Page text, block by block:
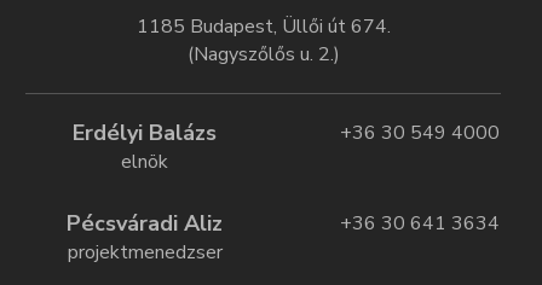
1185 Budapest, Üllői út 674.
(Nagyszőlős u. 2.)
Erdélyi Balázs
elnök
+36 30 549 4000
Pécsváradi Aliz
projektmenedzser
+36 30 641 3634